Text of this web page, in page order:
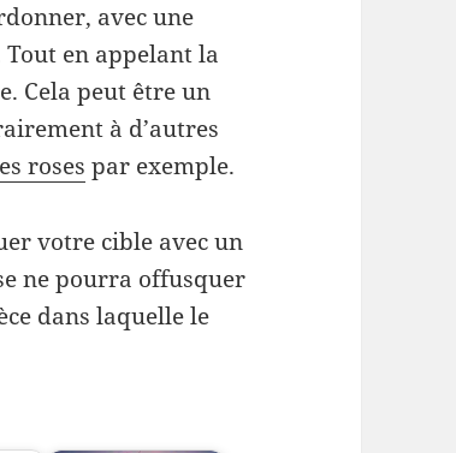
avec une
en appelant la
Cela peut être un
à d’autres
roses par exemple.
votre cible avec un
ne pourra offusquer
dans laquelle le